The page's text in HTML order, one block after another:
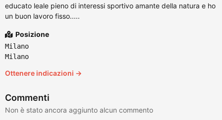
educato leale pieno di interessi sportivo amante della natura e ho
un buon lavoro fisso.....
Posizione
Milano
Milano
Ottenere indicazioni →
Commenti
Non è stato ancora aggiunto alcun commento